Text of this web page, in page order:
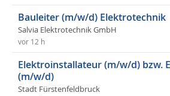
Bauleiter (m/w/d) Elektrotechnik
Salvia Elektrotechnik GmbH
vor 12 h
Elektroinstallateur (m/w/d) bzw.
(m/w/d)
Stadt Fürstenfeldbruck